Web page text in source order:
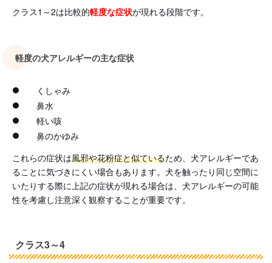
クラス1～2は比較的軽度な症状が現れる段階です。
軽度の犬アレルギーの主な症状
くしゃみ
鼻水
軽い咳
鼻のかゆみ
これらの症状は風邪や花粉症と似ているため、犬アレルギーであ
ることに気づきにくい場合もあります。犬を触ったり同じ空間に
いたりする際に上記の症状が現れる場合は、犬アレルギーの可能
性を考慮し注意深く観察することが重要です。
クラス3～4